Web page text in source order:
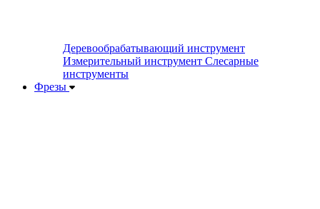
Деревообрабатывающий инструмент
Измерительный инструмент Слесарные
инструменты
Фрезы